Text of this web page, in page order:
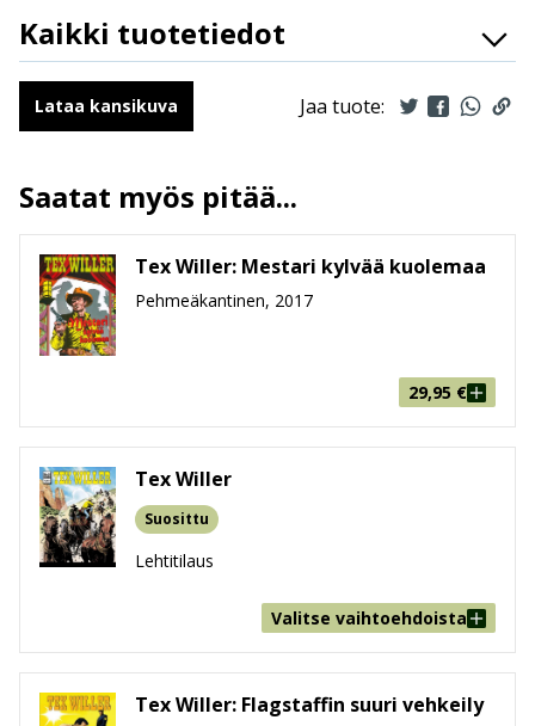
Kaikki tuotetiedot
Ilmestymispäivä
7.5.2025
ALV
Sivumäärä
leveys x korkeus x paksuus
Ikäryhmä
9-99
Lataa kansikuva Jaa tuote:
Saatat myös pitää...
Tex Willer: Mestari kylvää kuolemaa
Pehmeäkantinen, 2017
29,95 €
Tex Willer
Suosittu
Lehtitilaus
Valitse vaihtoehdoista
Tex Willer: Flagstaffin suuri vehkeily